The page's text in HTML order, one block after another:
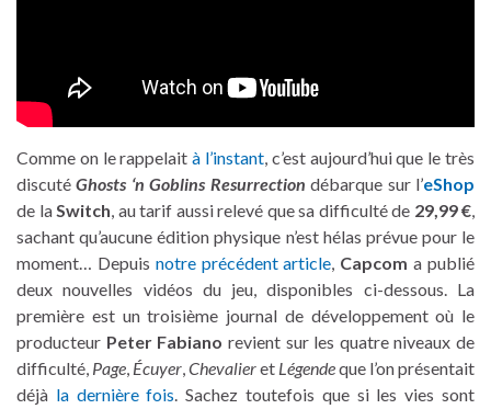
Comme on le rappelaità l’instant, c’est aujourd’hui que le très
discutéGhosts ‘n Goblins Resurrection débarque sur l’eShop
de laSwitch, au tarif aussi relevé que sa difficulté de 29,99 €,
sachant qu’aucune édition physique n’est hélas prévue pour le
moment… Depuis notre précédent article, Capcom a publié
deux nouvelles vidéos du jeu, disponibles ci-dessous. La
première est un troisième journal de développement où le
producteur Peter Fabiano revient sur les quatre niveaux de
difficulté, Page, Écuyer,Chevalieret Légendeque l’on présentait
déjà la dernière fois. Sachez toutefois que si les vies sont